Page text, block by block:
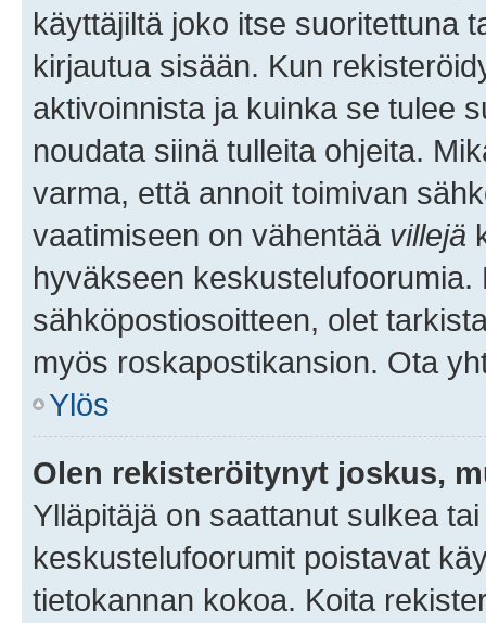
käyttäjiltä joko itse suoritettuna
kirjautua sisään. Kun
aktivoinnista ja kuinka se tulee
noudata siinä tulleita ohjeita.
varma, että annoit toimivan
vaatimiseen on vähentää villejä
hyväkseen
sähköpostiosoitteen, olet
myös roskapostikansion. Ota
Ylös
Olen rekisteröitynyt joskus,
Ylläpitäjä on saattanut sulkea
keskustelufoorumit poistavat
tietokannan kokoa. Koita